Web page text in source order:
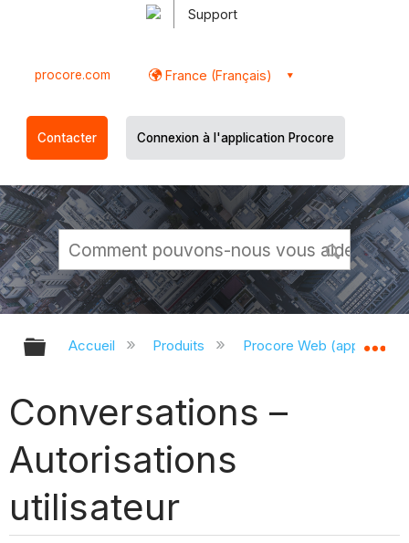
Support
procore.com France (Français)
Contacter Connexion à l'application Procore
Développer/réduire la hiérarchie
Accueil Produits Procore Web
Conversations –
Autorisations
utilisateur